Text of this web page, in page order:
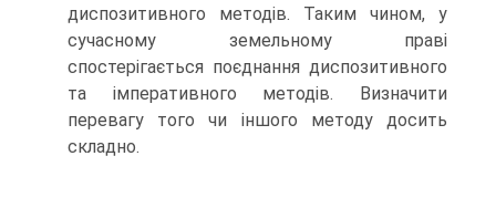
диспозитивного методів. Таким чином, у
сучасному земельному праві
спостерігається поєднання диспозитивного
та імпе­ративного методів. Визначити
перевагу того чи іншого методу досить
складно.